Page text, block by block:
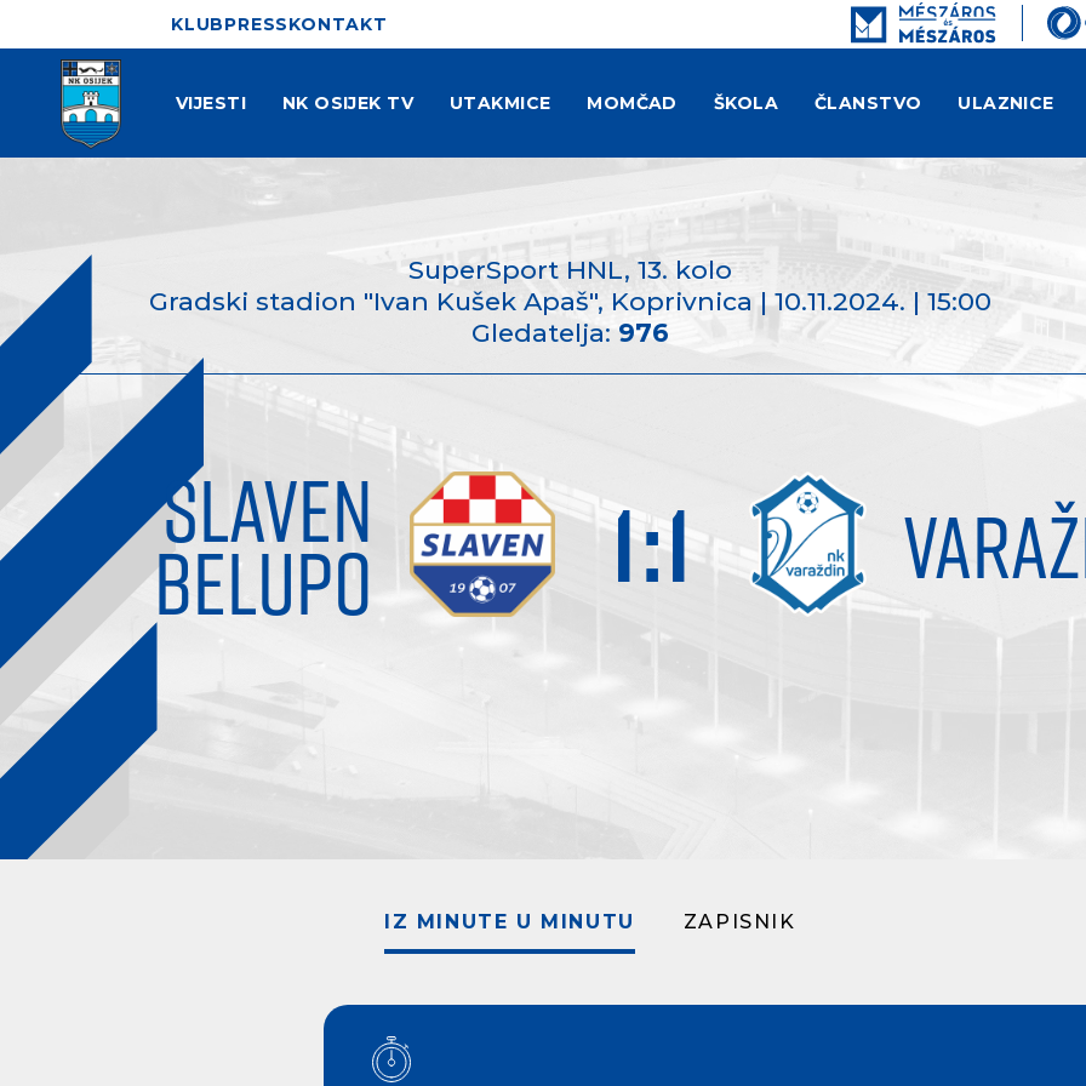
KLUBPRESSKONTAKT
VIJESTI NK OSIJEK TV UTAKMICE MOMČAD ŠKOLA ČLANSTVO ULAZNICE
SuperSport HNL, 13. kolo
Gradski stadion "Ivan Kušek Apaš", Koprivnica | 10.11.2024. | 15:00
Gledatelja: 976
SLAVEN
BELUPO 1:1
IZ MINUTE U MINUTU ZAPISNIK